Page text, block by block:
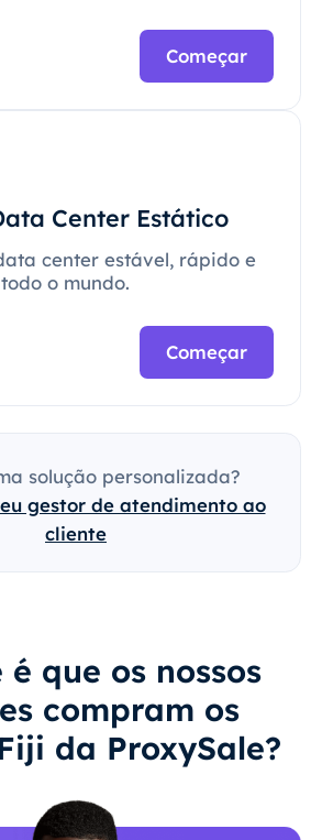
Começar
Center Estático
center estável, rápido e
o mundo.
Começar
solução personalizada?
gestor de atendimento ao
cliente
é que os nossos
compram os
da ProxySale?